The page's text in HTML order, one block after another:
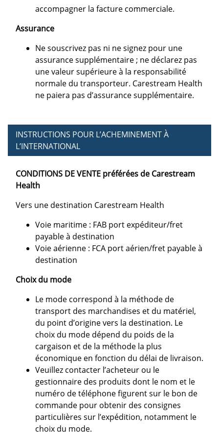
accompagner la facture commerciale.
Assurance
Ne souscrivez pas ni ne signez pour une
assurance supplémentaire ; ne déclarez pas
une valeur supérieure à la responsabilité
normale du transporteur. Carestream Health
ne paiera pas d’assurance supplémentaire.
INSTRUCTIONS POUR L’ACHEMINEMENT À
L’INTERNATIONAL
CONDITIONS DE VENTE préférées de Carestream
Health
Vers une destination Carestream Health
Voie maritime : FAB port expéditeur/fret
payable à destination
Voie aérienne : FCA port aérien/fret payable à
destination
Choix du mode
Le mode correspond à la méthode de
transport des marchandises et du matériel,
du point d’origine vers la destination. Le
choix du mode dépend du poids de la
cargaison et de la méthode la plus
économique en fonction du délai de livraison.
Veuillez contacter l’acheteur ou le
gestionnaire des produits dont le nom et le
numéro de téléphone figurent sur le bon de
commande pour obtenir des consignes
particulières sur l’expédition, notamment le
choix du mode.